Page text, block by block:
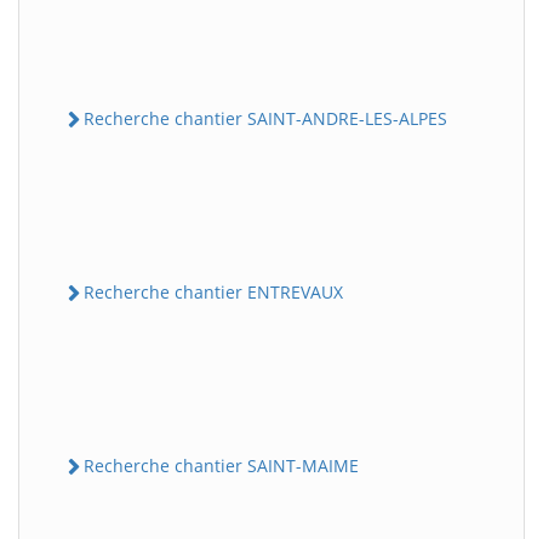
Recherche chantier SAINT-ANDRE-LES-ALPES
Recherche chantier ENTREVAUX
Recherche chantier SAINT-MAIME